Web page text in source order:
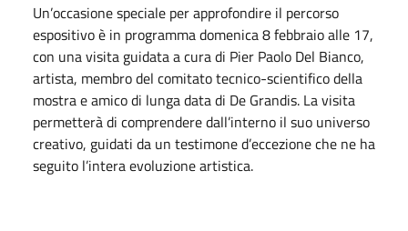
Un’occasione speciale per approfondire il percorso
espositivo è in programma domenica 8 febbraio alle 17,
con una visita guidata a cura di Pier Paolo Del Bianco,
artista, membro del comitato tecnico-scientifico della
mostra e amico di lunga data di De Grandis. La visita
permetterà di comprendere dall’interno il suo universo
creativo, guidati da un testimone d’eccezione che ne ha
seguito l’intera evoluzione artistica.